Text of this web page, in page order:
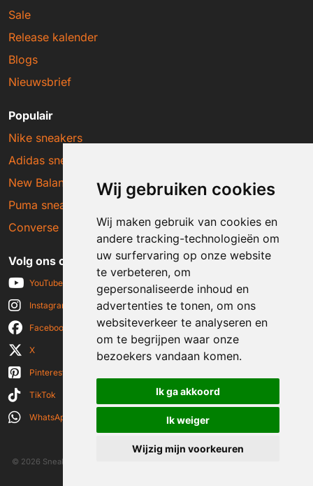
Wij gebruiken cookies
Wij maken gebruik van cookies en
andere tracking-technologieën om
uw surfervaring op onze website
te verbeteren, om
gepersonaliseerde inhoud en
advertenties te tonen, om ons
websiteverkeer te analyseren en
om te begrijpen waar onze
bezoekers vandaan komen.
Ik ga akkoord
Ik weiger
Wijzig mijn voorkeuren
Sale
Release kalender
Blogs
Nieuwsbrief
Populair
Nike sneakers
Adidas sneakers
New Balance sneakers
Puma sneakers
Converse sneakers
Volg ons op social media
YouTube
Instagram
Facebook
X
Pinterest
TikTok
WhatsApp
© 2026 Sneakerplaats.nl